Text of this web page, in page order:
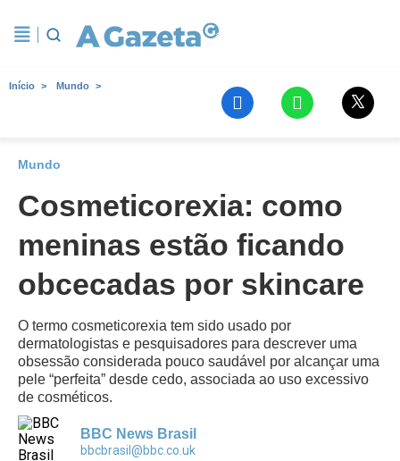
Início Mundo
Mundo
Cosmeticorexia: como
meninas estão ficando
obcecadas por skincare
O termo cosmeticorexia tem sido usado por
dermatologistas e pesquisadores para descrever uma
obsessão considerada pouco saudável por alcançar uma
pele “perfeita” desde cedo, associada ao uso excessivo
de cosméticos.
BBC News Brasil
bbcbrasil@bbc.co.uk